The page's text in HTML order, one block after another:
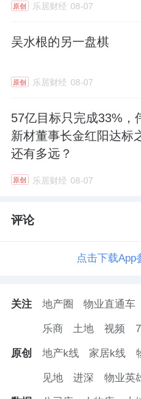
原创 乐居财经 08-07
吴水根的另一盘棋
原创 乐居财经 08-07
57亿目标只完成33%，
新材董事长金红阳达标
还有多远？
原创 乐居财经 08-07
评论
点击下载App
关注 地产圈 物业直通车
乐商 土地 视频
原创 地产k线 家居k线
见地 进深 物业英